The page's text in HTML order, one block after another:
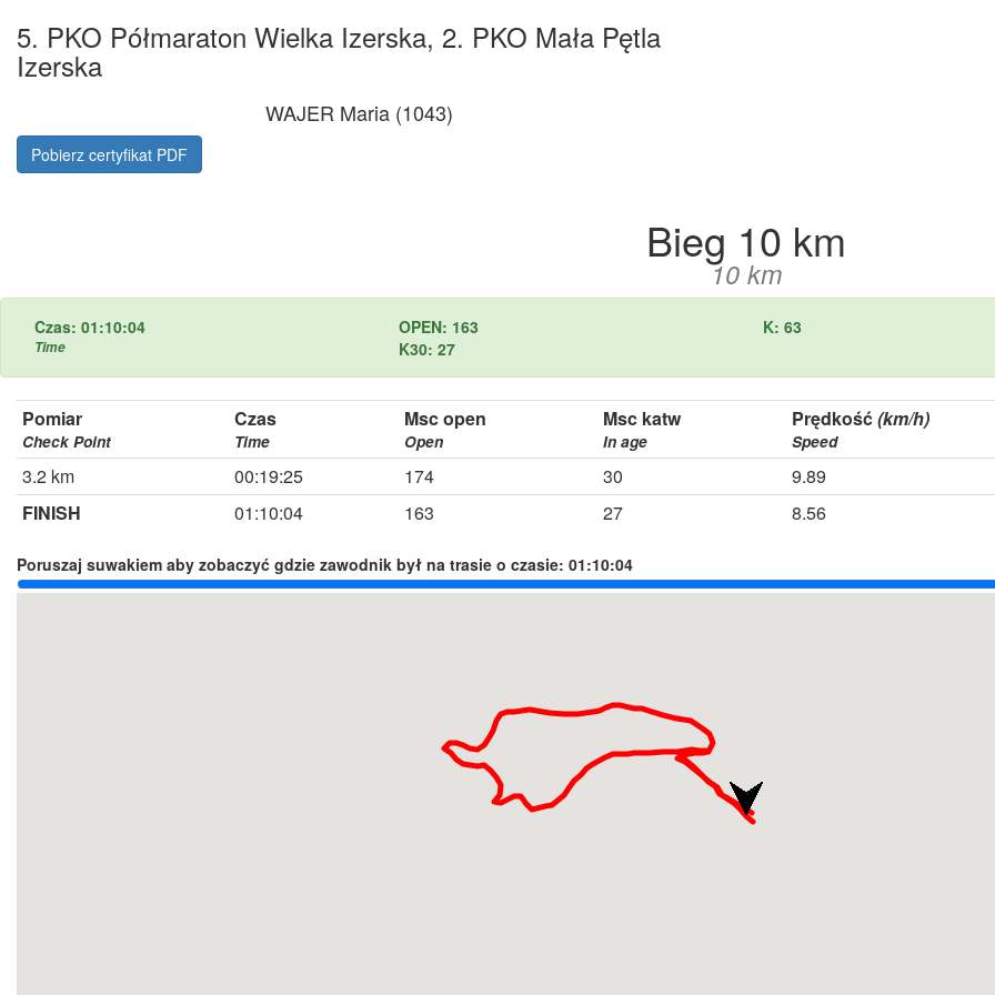
5. PKO Półmaraton Wielka Izerska, 2. PKO Mała Pętla
Izerska
WAJER Maria (1043)
Pobierz certyfikat PDF
Bieg 10 km
10 km
Czas: 01:10:04
Time
OPEN: 163
K: 63
K30: 27
Pomiar
Check Point
Czas
Time
Msc open
Open
Msc katw
In age
Prędkość(km/h)
Speed
3.2 km 00:19:25 174 30
9.89
FINISH
01:10:04 163 27 8.56
Poruszaj suwakiem aby zobaczyć gdzie zawodnik był na trasie o czasie: 01:10:04